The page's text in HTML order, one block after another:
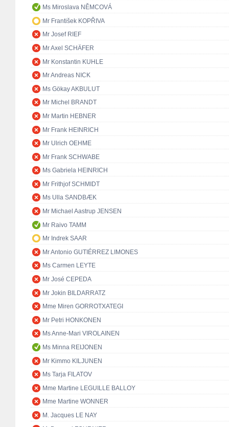
Ms Miroslava NĚMCOVÁ
Mr František KOPŘIVA
Mr Josef RIEF
Mr Axel SCHÄFER
Mr Konstantin KUHLE
Mr Andreas NICK
Ms Gökay AKBULUT
Mr Michel BRANDT
Mr Martin HEBNER
Mr Frank HEINRICH
Mr Ulrich OEHME
Mr Frank SCHWABE
Ms Gabriela HEINRICH
Mr Frithjof SCHMIDT
Ms Ulla SANDBÆK
Mr Michael Aastrup JENSEN
Mr Raivo TAMM
Mr Indrek SAAR
Mr Antonio GUTIÉRREZ LIMONES
Ms Carmen LEYTE
Mr José CEPEDA
Mr Jokin BILDARRATZ
Mme Miren GORROTXATEGI
Mr Petri HONKONEN
Ms Anne-Mari VIROLAINEN
Ms Minna REIJONEN
Mr Kimmo KILJUNEN
Ms Tarja FILATOV
Mme Martine LEGUILLE BALLOY
Mme Martine WONNER
M. Jacques LE NAY